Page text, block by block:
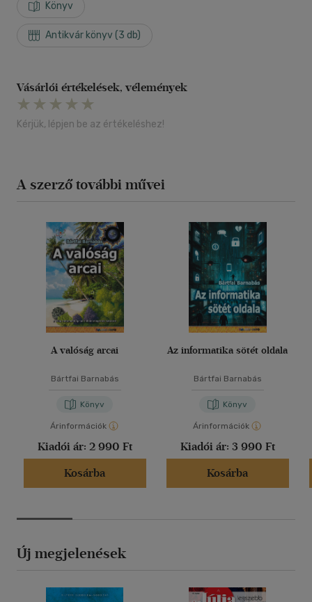
Könyv
Antikvár könyv (3 db)
Vásárlói értékelések, vélemények
Kérjük, lépjen be az értékeléshez!
A szerző további művei
A valóság arcai
Bártfai Barnabás
Könyv
Árinformációk
Kiadói ár: 2 990 Ft
Kosárba
Az informatika sötét oldala
Bártfai Barnabás
Könyv
Árinformációk
Kiadói ár: 3 990 Ft
Kosárba
Új megjelenések